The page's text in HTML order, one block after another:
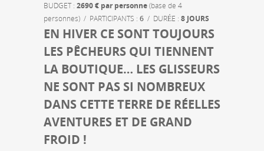
BUDGET : 2690 € par personne(base de 4
personnes) / PARTICIPANTS : 6 / DURÉE : 8 JOURS
EN HIVER CE SONT TOUJOURS
LES PÊCHEURS QUI TIENNENT
LA BOUTIQUE… LES GLISSEURS
NE SONT PAS SI NOMBREUX
DANS CETTE TERRE DE RÉELLES
AVENTURES ET DE GRAND
FROID !